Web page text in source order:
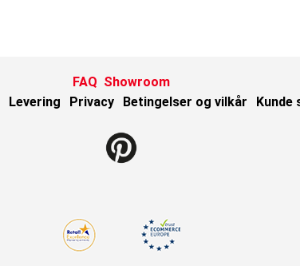
FAQ Showroom
Levering Privacy Betingelser og vilkår Kunde